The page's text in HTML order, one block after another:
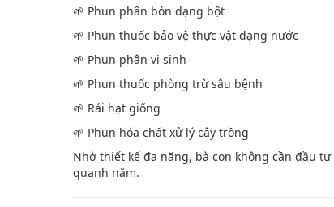
🌱 Phun phân bón dạng bột
🌱 Phun thuốc bảo vệ thực vật dạng nước
🌱 Phun phân vi sinh
🌱 Phun thuốc phòng trừ sâu bệnh
🌱 Rải hạt giống
🌱 Phun hóa chất xử lý cây trồng
Nhờ thiết kế đa năng, bà con không cần đầu
quanh năm.